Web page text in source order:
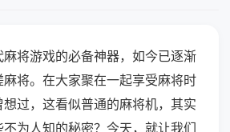
将游戏的必备神器，如今已逐渐
将。在大家聚在一起享受麻将时
过，这看似普通的麻将机，其实
为人知的秘密？今天，就让我们